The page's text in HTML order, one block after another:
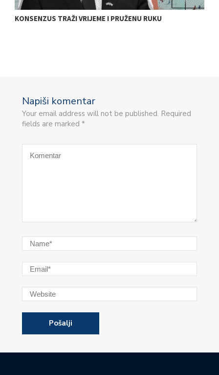
KONSENZUS TRAŽI VRIJEME I PRUŽENU RUKU
Napiši komentar
Your email address will not be published. Required
fields are marked *